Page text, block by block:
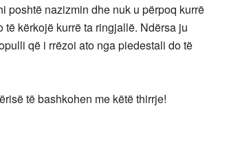
poshtë nazizmin dhe nuk u përpoq kurrë
kërkojë kurrë ta ringjallë. Ndërsa ju
që i rrëzoi ato nga piedestali do të
të bashkohen me këtë thirrje!